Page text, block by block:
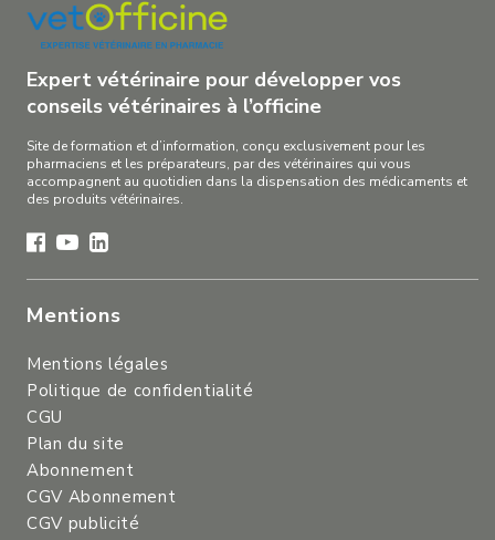
Expert vétérinaire pour développer vos
conseils vétérinaires à l’officine
Site de formation et d’information, conçu exclusivement pour les
pharmaciens et les préparateurs, par des vétérinaires qui vous
accompagnent au quotidien dans la dispensation des médicaments et
des produits vétérinaires.
Mentions
Mentions légales
Politique de confidentialité
CGU
Plan du site
Abonnement
CGV Abonnement
CGV publicité